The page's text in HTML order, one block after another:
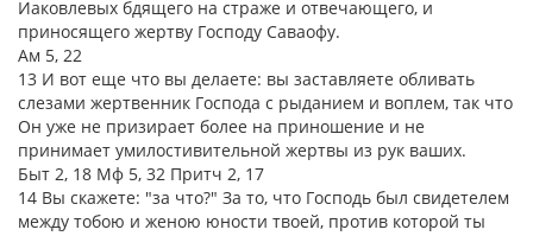
Иаковлевых бдящего на страже и отвечающего, и
приносящего жертву Господу Саваофу.
Ам 5, 22
13 И вот еще что вы делаете: вы заставляете обливать
слезами жертвенник Господа с рыданием и воплем, так что
Он уже не призирает более на приношение и не
принимает умилостивительной жертвы из рук ваших.
Быт 2, 18 Мф 5, 32 Притч 2, 17
14 Вы скажете: "за что?" За то, что Господь был свидетелем
между тобою и женою юности твоей, против которой ты